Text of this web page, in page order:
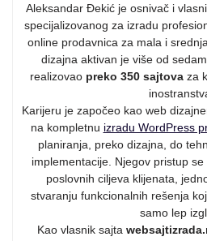
Aleksandar Đekić je osnivač i
specijalizovanog za izradu
online prodavnica za mala i
dizajna aktivan je više od
realizovao preko 350 sajtova za
Karijeru je započeo kao web
na kompletnu izradu WordPress
planiranja, preko dizajna, do
implementacije. Njegov pristup
poslovnih ciljeva klijenata,
stvaranju funkcionalnih rešenja
samo lep
Kao vlasnik sajta